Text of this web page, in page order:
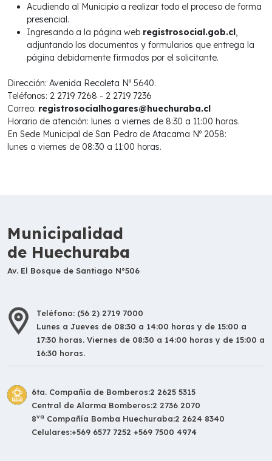
Acudiendo al Municipio a realizar todo el proceso de forma
presencial.
Ingresando a la página web registrosocial.gob.cl
adjuntando los documentos y formularios que entrega la
página debidamente firmados por el solicitante.
Dirección: Avenida Recoleta Nº 5640.
Teléfonos: 2 2719 7268 - 2 2719 7236
Correo: registrosocialhogares@huechuraba.cl
Horario de atención: lunes a viernes de 8:30 a 11:00 horas.
En Sede Municipal de San Pedro de Atacama Nº 2058:
lunes a viernes de 08:30 a 11:00 horas.
Municipalidad
de Huechuraba
Av. El Bosque de Santiago N°506
Teléfono: (56 2) 2719 7000
Lunes a Jueves de 08:30 a 14:00 horas y de 15:00 a
17:30 horas. Viernes de 08:30 a 14:00 horas y de 15:00 a
16:30 horas.
6ta. Compañía de Bomberos:2 2625 5315
Central de Alarma Bomberos:2 2736 2070
8va Compañía Bomba Huechuraba:2 2624 8340
Celulares:+569 6577 7252 +569 7500 4974